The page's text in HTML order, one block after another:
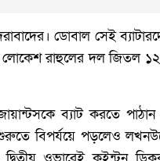
ডোবাল সেই
রাহুলের দল জিতল ১২
ব্যাট করতে পাঠান
বিপর্যয়ে পড়লেও